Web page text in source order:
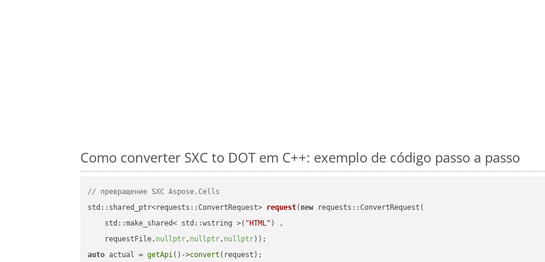
Como converter SXC to DOT em C++: exemplo de código passo a passo
// превращение SXC Aspose.Cells
std::shared_ptr<requests::ConvertRequest> request( new requests::ConvertRequest(
    std::make_shared< std::wstring >(
"HTML" ) ,
    requestFile,
nullptr, nullptr, nullptr))
auto actual = getApi()->convert